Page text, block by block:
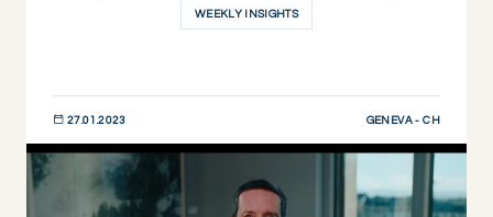
WEEKLY INSIGHTS
27.01.2023 GENEVA - CH
DESCUBRIR AHORA